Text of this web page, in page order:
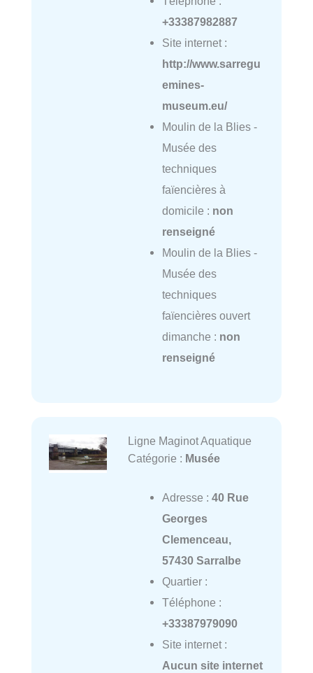
+33387982887
Site internet :
http://www.sarregu
emines-
museum.eu/
Moulin de la Blies -
Musée des
techniques
faïencières à
domicile : non
renseigné
Moulin de la Blies -
Musée des
techniques
faïencières ouvert
dimanche : non
renseigné
Ligne Maginot Aquatique
Catégorie : Musée
Adresse : 40 Rue
Georges
Clemenceau,
57430 Sarralbe
Quartier :
Téléphone :
+33387979090
Site internet :
Aucun site internet